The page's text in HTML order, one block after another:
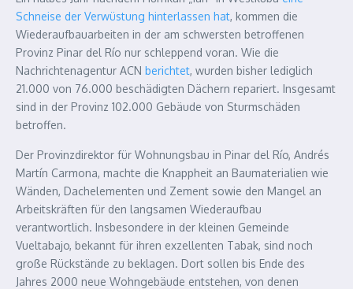
Schneise der Verwüstung hinterlassen hat, kommen die
Wiederaufbauarbeiten in der am schwersten betroffenen
Provinz Pinar del Río nur schleppend voran. Wie die
Nachrichtenagentur ACN berichtet, wurden bisher lediglich
21.000 von 76.000 beschädigten Dächern repariert. Insgesamt
sind in der Provinz 102.000 Gebäude von Sturmschäden
betroffen.
Der Provinzdirektor für Wohnungsbau in Pinar del Río, Andrés
Martín Carmona, machte die Knappheit an Baumaterialien wie
Wänden, Dachelementen und Zement sowie den Mangel an
Arbeitskräften für den langsamen Wiederaufbau
verantwortlich. Insbesondere in der kleinen Gemeinde
Vueltabajo, bekannt für ihren exzellenten Tabak, sind noch
große Rückstände zu beklagen. Dort sollen bis Ende des
Jahres 2000 neue Wohngebäude entstehen, von denen